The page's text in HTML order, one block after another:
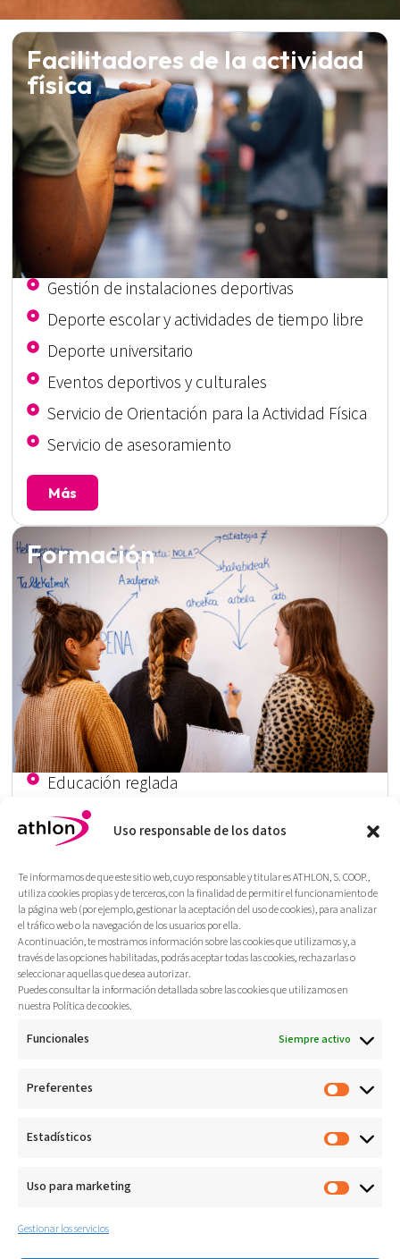
Uso responsable de los datos
Te informamos de que este sitio web, cuyo responsable y titular es ATHLON, S. COOP.,
utiliza cookies propias y de terceros, con la finalidad de permitir el funcionamiento de
la página web (por ejemplo, gestionar la aceptación del uso de cookies), para analizar
el tráfico web o la navegación de los usuarios por ella.
A continuación, te mostramos información sobre las cookies que utilizamos y, a
través de las opciones habilitadas, podrás aceptar todas las cookies, rechazarlas o
seleccionar aquellas que desea autorizar.
Puedes consultar la información detallada sobre las cookies que utilizamos en
nuestra Política de cookies.
Funcionales Siempre activo
Preferentes
Estadísticos
Uso para marketing
Gestionar los servicios
Facilitadores de la actividad
física
Gestión de instalaciones deportivas
Deporte escolar y actividades de tiempo libre
Deporte universitario
Eventos deportivos y culturales
Servicio de Orientación para la Actividad Física
Servicio de asesoramiento
Más
Formación
Educación reglada
Educación no reglada
Servicio de asesoramiento
Más
Prevención y rehabilitación